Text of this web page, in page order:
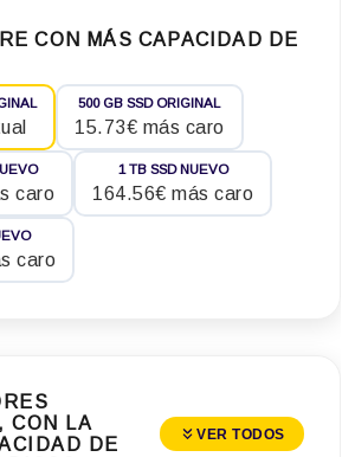
CON MÁS CAPACIDAD DE
500 GB SSD ORIGINAL
15.73€ más caro
caro
1 TB SSD NUEVO
164.56€ más caro
caro
CON LA
DE
VER TODOS